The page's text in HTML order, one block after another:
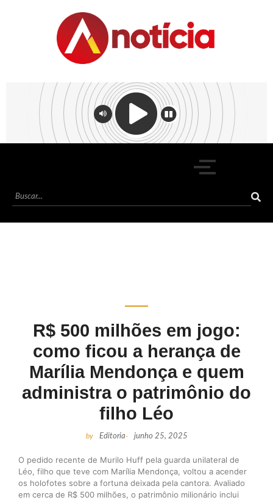
R$ 500 milhões em jogo:
como ficou a herança de
Marília Mendonça e quem
administra o patrimônio do
filho Léo
by Editoria- junho 25, 2025
O pedido recente de Murilo Huff pela guarda unilateral de
Léo, filho que teve com Marília Mendonça, voltou a acender
os holofotes sobre a fortuna deixada pela cantora. Avaliado
em cerca de R$ 500 milhões, o patrimônio milionário inclui